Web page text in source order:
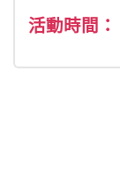
活動時間：